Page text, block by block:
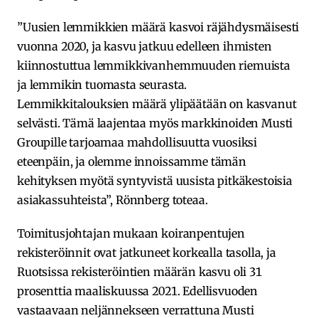
”Uusien lemmikkien määrä kasvoi räjähdysmäisesti
vuonna 2020, ja kasvu jatkuu edelleen ihmisten
kiinnostuttua lemmikkivanhemmuuden riemuista
ja lemmikin tuomasta seurasta.
Lemmikkitalouksien määrä ylipäätään on kasvanut
selvästi. Tämä laajentaa myös markkinoiden Musti
Groupille tarjoamaa mahdollisuutta vuosiksi
eteenpäin, ja olemme innoissamme tämän
kehityksen myötä syntyvistä uusista pitkäkestoisia
asiakassuhteista”, Rönnberg toteaa.
Toimitusjohtajan mukaan koiranpentujen
rekisteröinnit ovat jatkuneet korkealla tasolla, ja
Ruotsissa rekisteröintien määrän kasvu oli 31
prosenttia maaliskuussa 2021. Edellisvuoden
vastaavaan neljännekseen verrattuna Musti